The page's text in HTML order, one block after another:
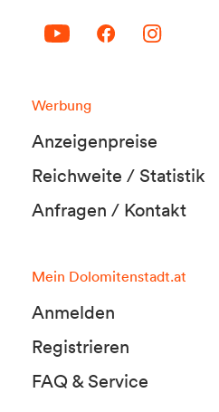
Werbung
Anzeigenpreise
Reichweite / Statistik
Anfragen / Kontakt
Mein Dolomitenstadt.at
Anmelden
Registrieren
FAQ & Service